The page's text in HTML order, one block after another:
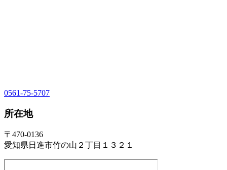
0561-75-5707
所在地
〒470-0136
愛知県日進市竹の山２丁目１３２１